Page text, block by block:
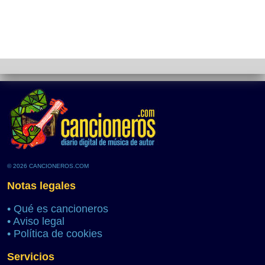
© 2026 CANCIONEROS.COM
Notas legales
• Qué es cancioneros
• Aviso legal
• Política de cookies
Servicios